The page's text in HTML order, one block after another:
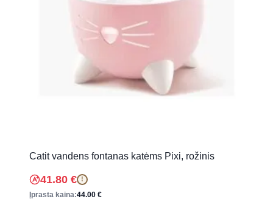
Catit vandens fontanas katėms Pixi, rožinis
41.80 € !
Įprasta kaina:44.00 €